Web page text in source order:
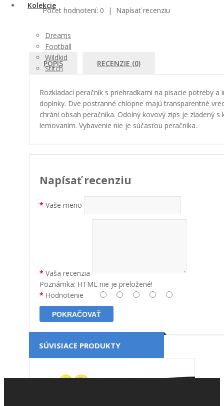
Kolekcie
Dreams
Football
Wildkid
Stitch
Počet hodnotení: 0 | Napísať recenziu
POPIS RECENZIE (0)
Rozkladací peračník s priehradkami na písacie potreby a
doplnky. Dve postranné chlopne majú transparentné
chráni obsah peračníka. Odolný kovový zips je zladený s
lemovaním. Vybavenie nie je súčasťou peračníka.
Napísať recenziu
Vaše meno
Vaša recenzia
Poznámka: HTML nie je preložené!
Hodnotenie
POKRAČOVAŤ
SÚVISIACE PRODUKTY